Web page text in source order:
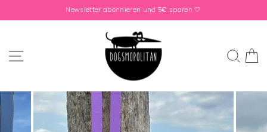
Pause
Newsletter abonnieren und 5€ sparen 🤍
SEITENNAVIGATION